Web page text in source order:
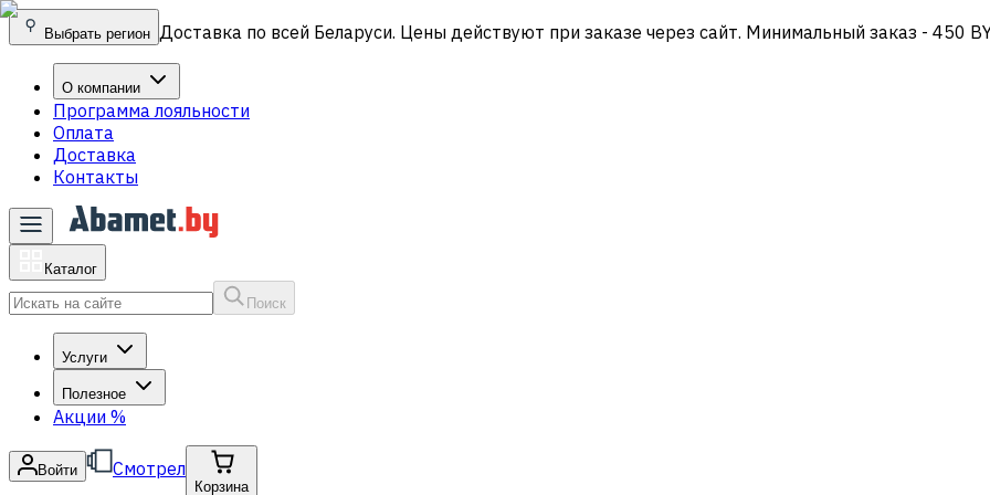
Выбрать регион Доставка по всей Беларуси. Цены действуют при заказе через сайт. Минимальный заказ - 450
О компании
Программа лояльности
Оплата
Доставка
Контакты
Каталог
Поиск
Услуги
Полезное
Акции %
Войти Смотрел
Корзина